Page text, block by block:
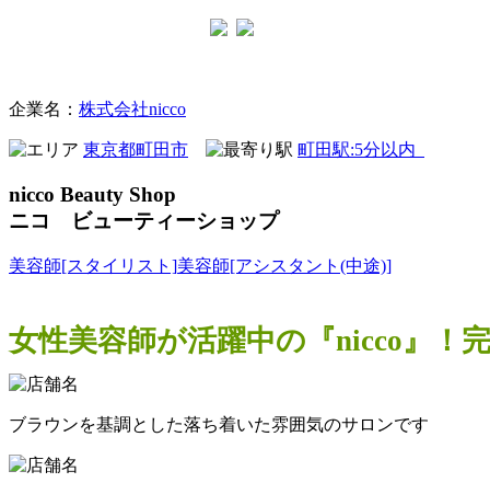
企業名： 株式会社nicco
東京都町田市 町田駅:5分以内
nicco Beauty Shop
ニコ ビューティーショップ
美容師[スタイリスト]美容師[アシスタント(中途)]
女性美容師が活躍中の『nicco』！
ブラウンを基調とした落ち着いた雰囲気のサロンです